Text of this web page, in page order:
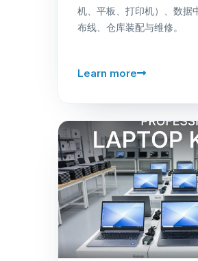
机、平板、打印机）、数据
布线、仓库装配与维修。
Learn more